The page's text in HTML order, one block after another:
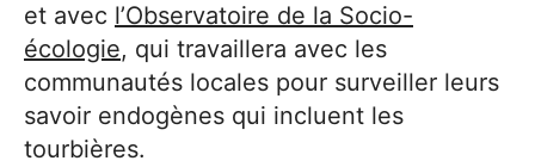
et avec l’Observatoire de la Socio-
écologie, qui travaillera avec les
communautés locales pour surveiller leurs
savoir endogènes qui incluent les
tourbières.